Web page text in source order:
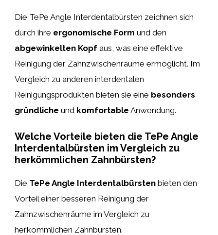
Die TePe Angle Interdentalbürsten zeichnen sich
durch ihre ergonomische Form und den
abgewinkelten Kopf aus, was eine effektive
Reinigung der Zahnzwischenräume ermöglicht. Im
Vergleich zu anderen interdentalen
Reinigungsprodukten bieten sie eine besonders
gründliche und komfortable Anwendung.
Welche Vorteile bieten die TePe Angle
Interdentalbürsten im Vergleich zu
herkömmlichen Zahnbürsten?
Die TePe Angle Interdentalbürsten bieten den
Vorteil einer besseren Reinigung der
Zahnzwischenräume im Vergleich zu
herkömmlichen Zahnbürsten.